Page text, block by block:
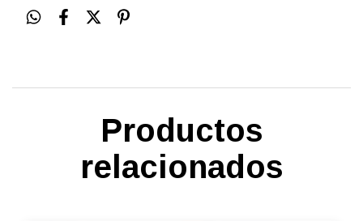
Productos
relacionados